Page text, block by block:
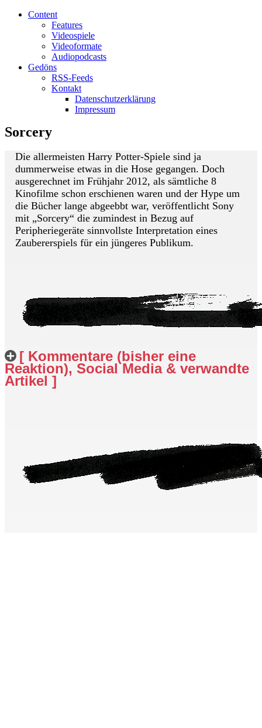
Content
Features
Videospiele
Videoformate
Audiopodcasts
Gedöns
RSS-Feeds
Kontakt
Datenschutzerklärung
Impressum
Sorcery
Die allermeisten Harry Potter-Spiele sind ja
dummerweise etwas in die Hose gegangen. Doch
ausgerechnet im Frühjahr 2012, als sämtliche 8
Kinofilme schon erschienen waren und der Hype um
die Bücher lange abgeebbt war, veröffentlicht Sony
mit „Sorcery“ die zumindest in Bezug auf
Peripheriegeräte sinnvollste Interpretation eines
Zaubererspiels für ein jüngeres Publikum.
[ Kommentare (bisher eine
Reaktion), Social Media & verwandte
Artikel ]